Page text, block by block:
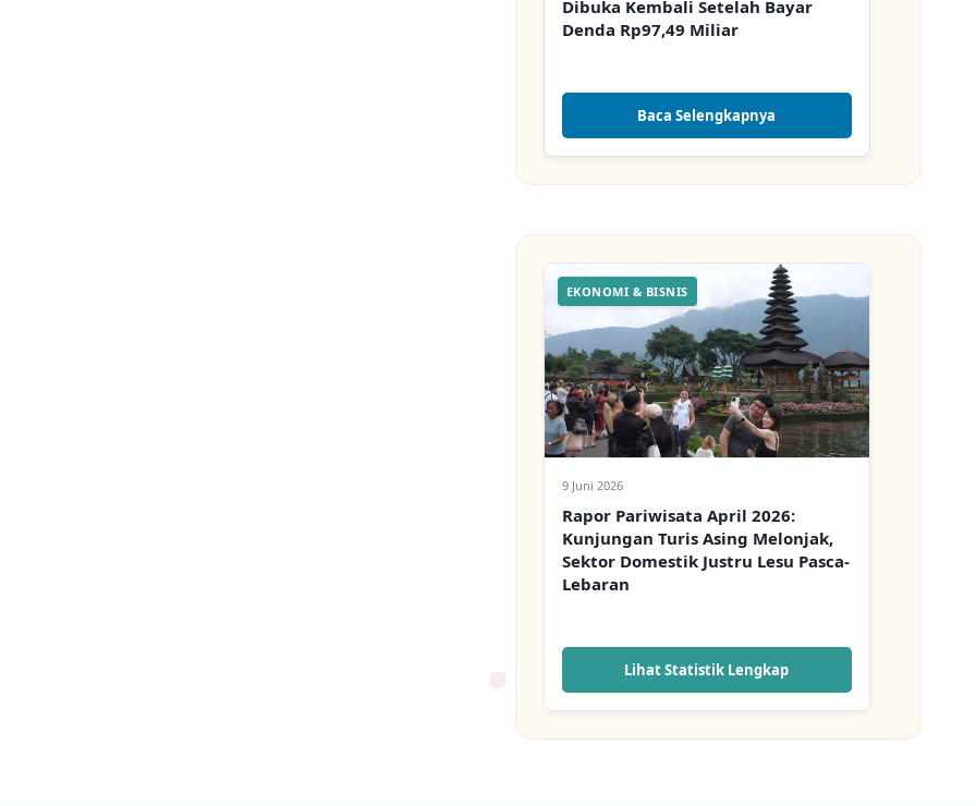
Dibuka Kembali Setelah Bayar
Denda Rp97,49 Miliar
Baca Selengkapnya
EKONOMI & BISNIS
9 Juni 2026
Rapor Pariwisata April 2026:
Kunjungan Turis Asing Melonjak,
Sektor Domestik Justru Lesu Pasca-
Lebaran
Lihat Statistik Lengkap